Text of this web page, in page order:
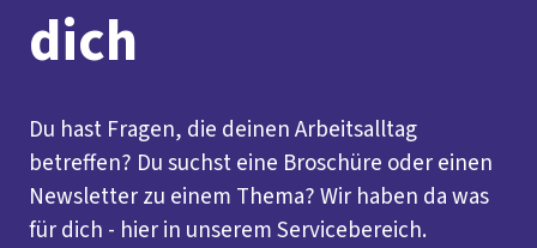
dich
Du hast Fragen, die deinen Arbeitsalltag
betreffen? Du suchst eine Broschüre oder einen
Newsletter zu einem Thema? Wir haben da was
für dich - hier in unserem Servicebereich.